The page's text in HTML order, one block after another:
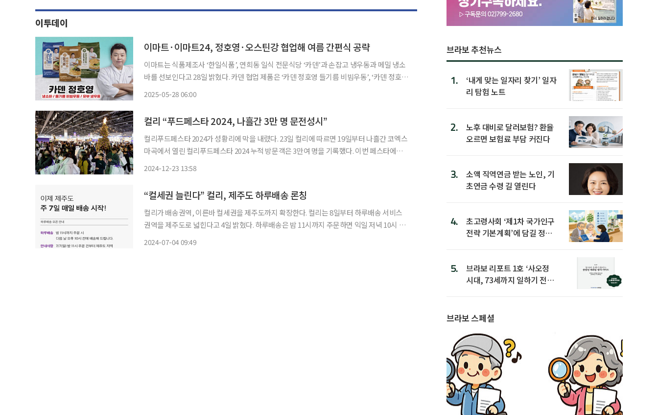
이투데이
이마트·이마트24, 정호영·오스틴강 협업해 여름 간편식 공략
이마트는 식품제조사 ‘한일식품’, 연희동 일식 전문식당 ‘카덴’과 손잡고 냉우동과 메밀 냉소
바를 선보인다고 28일 밝혔다. 카덴 협업 제품은 ‘카덴 정호영 들기름 비빔우동’, ‘카덴 정호영
2025-05-28 06:00
컬리 “푸드페스타 2024, 나흘간 3만 명 문전성시”
컬리푸드페스타 2024가 성황리에 막을 내렸다. 23일 컬리에 따르면 19일부터 나흘간 코엑스
마곡에서 열린 컬리푸드페스타 2024 누적 방문객은 3만여 명을 기록했다. 이번 페스타에는
2024-12-23 13:58
“컬세권 늘린다” 컬리, 제주도 하루배송 론칭
컬리가 배송권역, 이른바 컬세권을 제주도까지 확장한다. 컬리는 8일부터 하루배송 서비스
권역을 제주도로 넓힌다고 4일 밝혔다. 하루배송은 밤 11시까지 주문하면 익일 저녁 10시 전
2024-07-04 09:49
브라보 추천뉴스
1.
‘내게 맞는 일자리 찾기’ 일자
리 탐험 노트
2.
노후 대비로 달러보험? 환율
오르면 보험료 부담 커진다
3.
소액 직역연금 받는 노인, 기
초연금 수령 길 열린다
4.
초고령사회 ‘제1차 국가인구
전략 기본계획’에 담길 정책
5.
브라보 리포트 1호 ‘사오정
시대, 73세까지 일하기 전략’
브라보 스페셜